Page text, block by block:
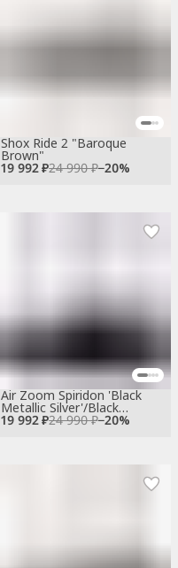
19 992 ₽24 990 ₽−20%
Shox Ride 2 "Baroque
Brown"
19 992 ₽24 990 ₽−20%
Air Zoom Spiridon 'Black
Metallic Silver'/Black
Metallic